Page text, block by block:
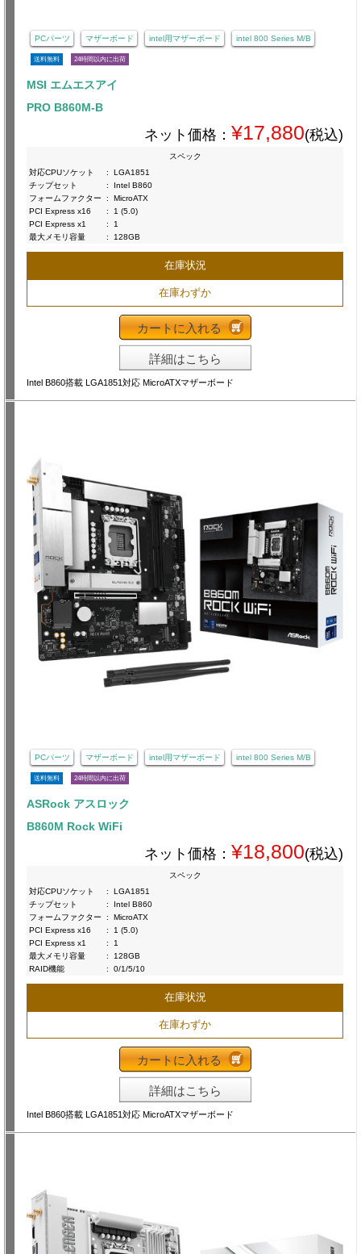
PCパーツ マザーボード intel用マザーボード intel 800 Series M/B
送料無料 24時間以内に出荷
MSI エムエスアイ
PRO B860M-B
ネット価格： ¥17,880(税込)
スペック
対応CPUソケット
:
LGA1851
チップセット
:
Intel B860
フォームファクター
:
MicroATX
PCI Express x16
:
1 (5.0)
PCI Express x1
:
1
最大メモリ容量
: 128GB
在庫状況
在庫わずか
カートに入れる
詳細はこちら
Intel B860搭載 LGA1851対応 MicroATXマザーボード
PCパーツ マザーボード intel用マザーボード intel 800 Series M/B
送料無料 24時間以内に出荷
ASRock アスロック
B860M Rock WiFi
ネット価格： ¥18,800(税込)
スペック
対応CPUソケット
:
LGA1851
チップセット
:
Intel B860
フォームファクター
:
MicroATX
PCI Express x16
:
1 (5.0)
PCI Express x1
:
1
最大メモリ容量
:
128GB
RAID機能
: 0/1/5/10
在庫状況
在庫わずか
カートに入れる
詳細はこちら
Intel B860搭載 LGA1851対応 MicroATXマザーボード